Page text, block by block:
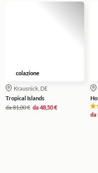
colazione
Krausnick, DE
Tropical Islands
da81,00 € da48,50 €
da